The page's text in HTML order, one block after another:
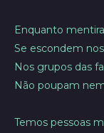
Enquanto
Se escondem
Nos grupos das
Não poupam
Temos pessoas